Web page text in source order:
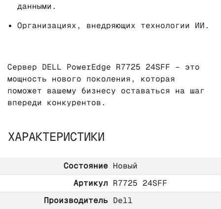
данными.
Организациях, внедряющих технологии ИИ.
Сервер DELL PowerEdge R7725 24SFF – это
мощность нового поколения, которая
поможет вашему бизнесу оставаться на шаг
впереди конкурентов.
ХАРАКТЕРИСТИКИ
Состояние Новый
Артикул R7725 24SFF
Производитель Dell